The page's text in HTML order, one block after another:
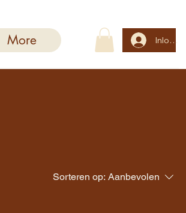
More Inloggen
Sorteren op: Aanbevolen